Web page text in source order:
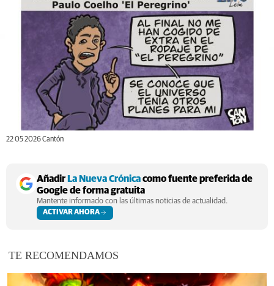
22 05 2026 Cantón
AñadirLa Nueva Crónicacomo fuente preferida de
Google de forma gratuita
Mantente informado con las últimas noticias de actualidad.
ACTIVAR AHORA
TE RECOMENDAMOS